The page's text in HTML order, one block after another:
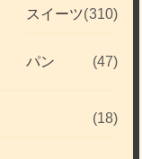
スイーツ(310)
パン (47)
(18)